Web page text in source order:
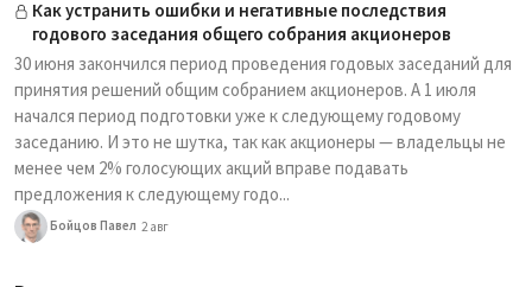
Как устранить ошибки и негативные последствия
годового заседания общего собрания акционеров
30 июня закончился период проведения годовых заседаний для
принятия решений общим собранием акционеров. А 1 июля
начался период подготовки уже к следующему годовому
заседанию. И это не шутка, так как акционеры — владельцы не
менее чем 2% голосующих акций вправе подавать
предложения к следующему годо...
Бойцов Павел 2 авг